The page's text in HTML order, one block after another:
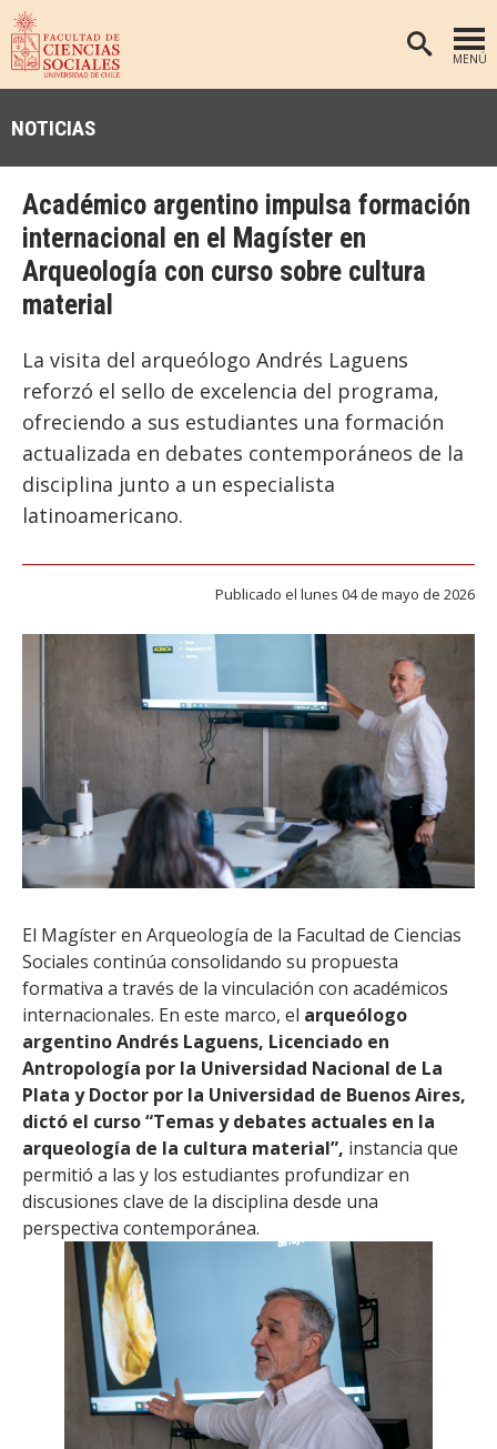
MENÚ
DEPARTAMENTOS
ANTROPOLOGÍA
EDUCACIÓN
SOCIOLOGÍA
TRABAJO SOCIAL
PREGRADO
POSTGRADO
PUBLICACIONES
EXTENSIÓN
BIBLIOTECA
ADMISIÓN
FUNCIONARIOS
NOTICIAS
Académico argentino impulsa formación
internacional en el Magíster en
Arqueología con curso sobre cultura
material
La visita del arqueólogo Andrés Laguens
reforzó el sello de excelencia del programa,
ofreciendo a sus estudiantes una formación
actualizada en debates contemporáneos de la
disciplina junto a un especialista
latinoamericano.
Publicado el lunes 04 de mayo de 2026
El Magíster en Arqueología de la Facultad de Ciencias
Sociales continúa consolidando su propuesta
formativa a través de la vinculación con académicos
internacionales. En este marco, el arqueólogo
argentino Andrés Laguens, Licenciado en
Antropología por la Universidad Nacional de La
Plata y Doctor por la Universidad de Buenos Aires,
dictó el curso “Temas y debates actuales en la
arqueología de la cultura material”, instancia que
permitió a las y los estudiantes profundizar en
discusiones clave de la disciplina desde una
perspectiva contemporánea.